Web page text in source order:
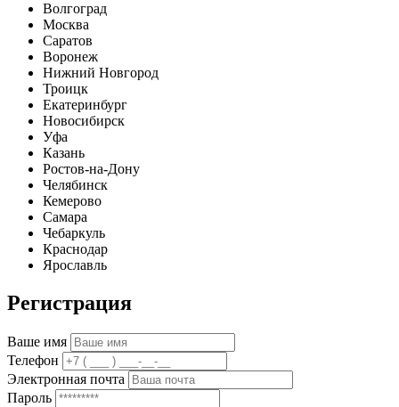
Волгоград
Москва
Саратов
Воронеж
Нижний Новгород
Троицк
Екатеринбург
Новосибирск
Уфа
Казань
Ростов-на-Дону
Челябинск
Кемерово
Самара
Чебаркуль
Краснодар
Ярославль
Регистрация
Ваше имя
Телефон
Электронная почта
Пароль